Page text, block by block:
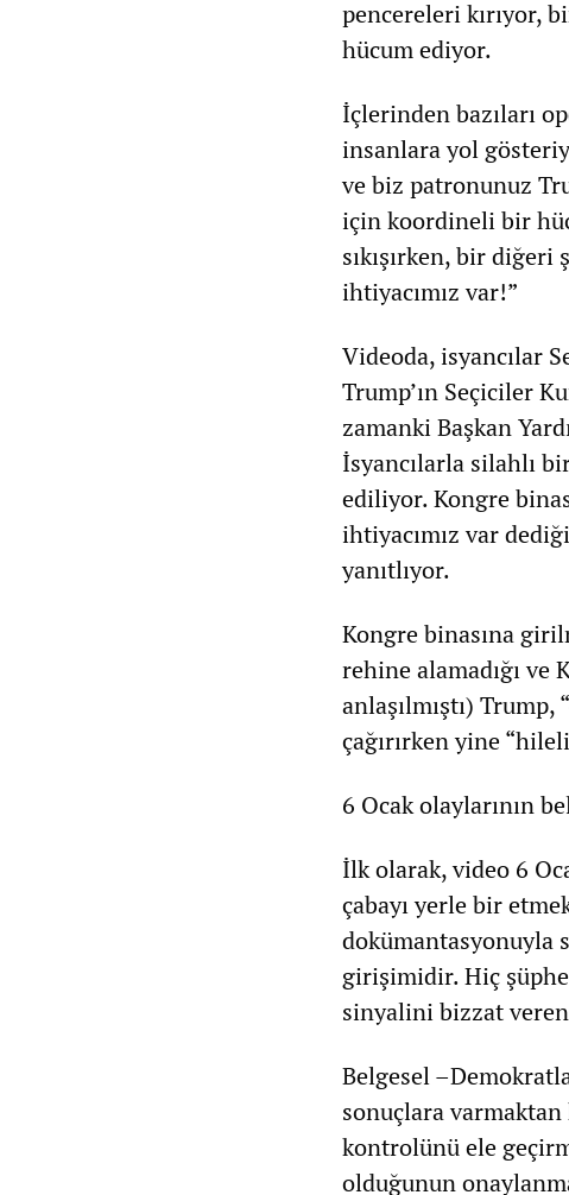
pencereleri kırıyor,
hücum ediyor.
İçlerinden bazıları
insanlara yol
ve biz patronunuz
için koordineli bir
sıkışırken, bir diğeri
ihtiyacımız var!”
Videoda, isyancılar
Trump’ın Seçiciler
zamanki Başkan
İsyancılarla silahlı
ediliyor. Kongre
ihtiyacımız var
yanıtlıyor.
Kongre binasına
rehine alamadığı ve
anlaşılmıştı) Trump,
çağırırken yine
6 Ocak olaylarının
İlk olarak, video 6
çabayı yerle bir
dokümantasyonuyla
girişimidir. Hiç şüphe
sinyalini bizzat
Belgesel
sonuçlara varmaktan
kontrolünü ele
olduğunun